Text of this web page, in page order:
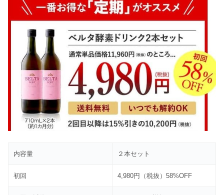
内容量 ２本セット
初回 4,980円（税抜）58%OFF